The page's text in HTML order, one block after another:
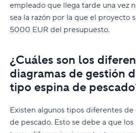
empleado que llega tarde una vez
sea la razón por la que el proyecto
5000 EUR del presupuesto.
¿Cuáles son los
diagramas de gestión
tipo espina de
Existen algunos tipos diferentes de
de pescado. Esto se debe a que